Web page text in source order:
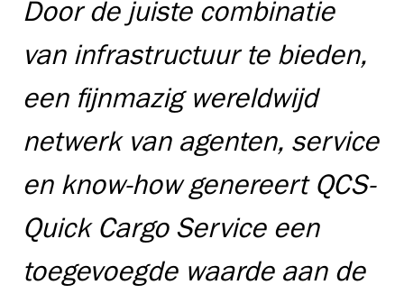
Door de juiste combinatie
van infrastructuur te bieden,
een fijnmazig wereldwijd
netwerk van agenten, service
en know-how genereert QCS-
Quick Cargo Service een
toegevoegde waarde aan de